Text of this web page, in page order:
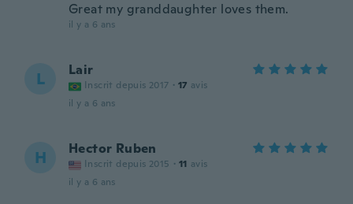
Great my granddaughter loves them.
il y a 6 ans
L Lair
Inscrit depuis 2017 · 17 avis
il y a 6 ans
H Hector Ruben
Inscrit depuis 2015 · 11 avis
il y a 6 ans